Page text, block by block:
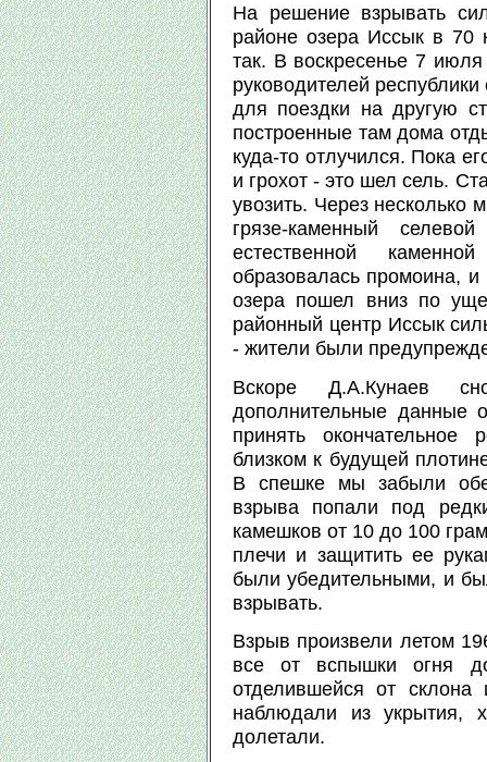
На решение взрывать
районе озера Иссык в
так. В воскресенье 7
руководителей
для поездки на другую
построенные там дома
куда-то отлучился. Пока
и грохот - это шел сель.
увозить. Через несколько
грязе-каменный
естественной
образовалась промоина,
озера пошел вниз по
районный центр Иссык
- жители были
Вскоре Д.А.Кунаев
дополнительные данные
принять
близком к будущей
В спешке мы забыли
взрыва попали под
камешков от 10 до 100
плечи и защитить ее
были убедительными, и
взрывать.
Взрыв произвели летом
все от вспышки огня
отделившейся от
наблюдали из укрытия,
долетали.